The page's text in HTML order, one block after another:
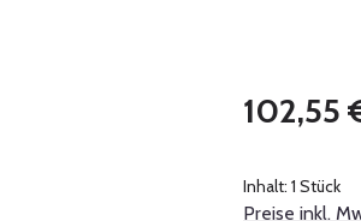
Regulärer
102,55
Inhalt: 1 Stück
Preise inkl.